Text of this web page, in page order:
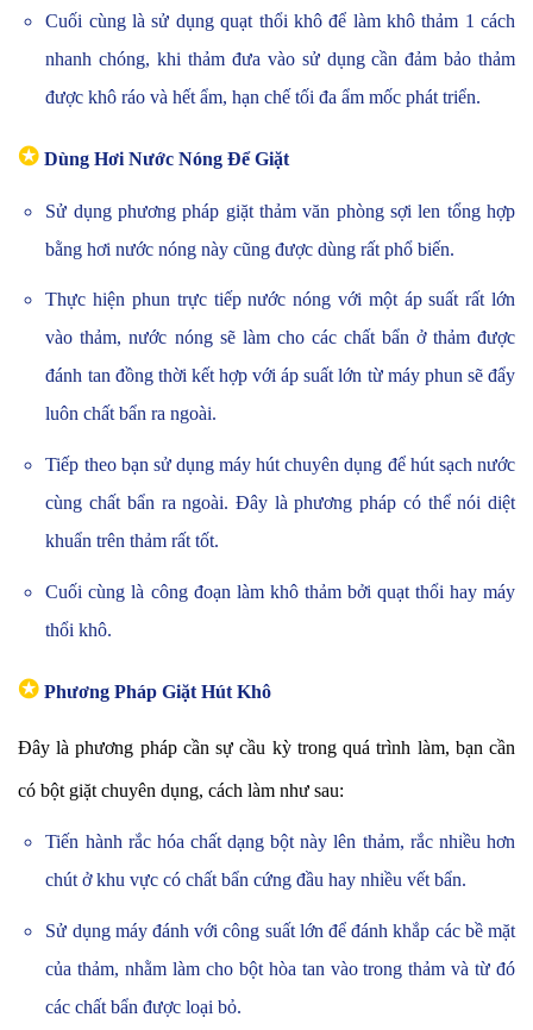
Cuối cùng là sử dụng quạt thổi khô để làm khô thảm 1 cách
nhanh chóng, khi thảm đưa vào sử dụng cần đảm bảo thảm
được khô ráo và hết ẩm, hạn chế tối đa ẩm mốc phát triển.
✪ Dùng Hơi Nước Nóng Để Giặt
Sử dụng phương pháp giặt thảm văn phòng sợi len tổng hợp
bằng hơi nước nóng này cũng được dùng rất phổ biến.
Thực hiện phun trực tiếp nước nóng với một áp suất rất lớn
vào thảm, nước nóng sẽ làm cho các chất bẩn ở thảm được
đánh tan đồng thời kết hợp với áp suất lớn từ máy phun sẽ đẩy
luôn chất bẩn ra ngoài.
Tiếp theo bạn sử dụng máy hút chuyên dụng để hút sạch nước
cùng chất bẩn ra ngoài. Đây là phương pháp có thể nói diệt
khuẩn trên thảm rất tốt.
Cuối cùng là công đoạn làm khô thảm bởi quạt thổi hay máy
thổi khô.
✪ Phương Pháp Giặt Hút Khô
Đây là phương pháp cần sự cầu kỳ trong quá trình làm, bạn cần
có bột giặt chuyên dụng, cách làm như sau:
Tiến hành rắc hóa chất dạng bột này lên thảm, rắc nhiều hơn
chút ở khu vực có chất bẩn cứng đầu hay nhiều vết bẩn.
Sử dụng máy đánh với công suất lớn để đánh khắp các bề mặt
của thảm, nhằm làm cho bột hòa tan vào trong thảm và từ đó
các chất bẩn được loại bỏ.